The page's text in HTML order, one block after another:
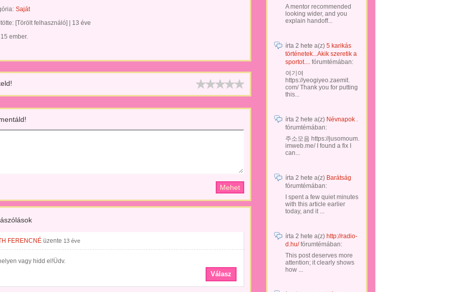
Saját
[Törölt felhasználó]
13 éve
ember.
FERENCNÉ üzente 13 éve
vagy hidd el!Üdv.
Válasz
A mentor recommended
looking wider, and you
explain handoff...
írta 2 hete a(z) 5 karikás
történetek...Akik szeretik a
sportot.... fórumtémában:
여기여
https://yeogiyeo.zaemit.
com/ Thank you for putting
this...
írta 2 hete a(z) Névnapok .
fórumtémában:
주소모음 https://jusomoum.
imweb.me/ I found a fix I
can...
írta 2 hete a(z) Barátság
fórumtémában:
I spent a few quiet minutes
with this article earlier
today, and it ...
írta 2 hete a(z) http://radio-
d.hu/fórumtémában:
This post deserves more
attention; it clearly shows
how ...